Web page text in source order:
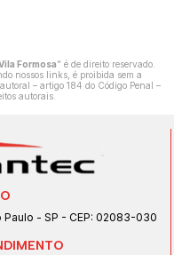
Formosa" é de direito reservado.
nossos links, é proibida sem a
– artigo 184 do Código Penal –
autorais.
Paulo - SP - CEP: 02083-030